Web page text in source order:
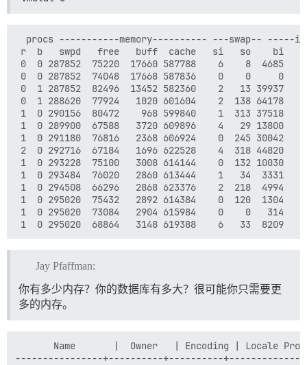
procs -----------memory---------- ---swap-- -----
r  b   swpd   free   buff  cache   si   so    bi
0  0 287852  75220  17660 587788    6    8  4685
0  0 287852  74048  17668 587836    0    0     0
0  1 287852  82496  13452 582360    2   13 39937
0  1 288620  77924   1020 601604    2  138 64178
1  0 290156  80472    968 599840    1  313 37518
1  0 289900  67588   3720 609896    4   29 13800
1  0 291180  76816   2368 606924    0  245 30042
2  0 292716  67184   1696 622528    4  318 44820
1  0 293228  75100   3008 614144    0  132 10030
1  0 293484  76020   2860 613444    1   34  3331
1  0 294508  66296   2868 623376    2  218  4994
1  0 295020  75432   2892 614384    0  120  1304
1  0 295020  73084   2904 615984    0    0   314
Jay Pfaffman:
你有多少内存？你的数据库有多大？很可能你只需要更
多的内存。
Name       |  Owner   | Encoding | Locale
----------------+----------+----------